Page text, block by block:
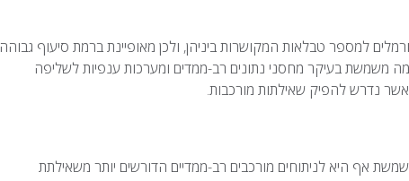
למספר טבלאות המקושרות ביניהן, ולכן מאופיינת ברמת סיעוף גבוהה
משמשת בעיקר מחסני נתונים רב-ממדים ומערכות ענפיות לשליפה
נדרש להפיק שאילתות מורכבות.
אף היא לניתוחים מורכבים רב-ממדיים הדורשים יותר משאילתת